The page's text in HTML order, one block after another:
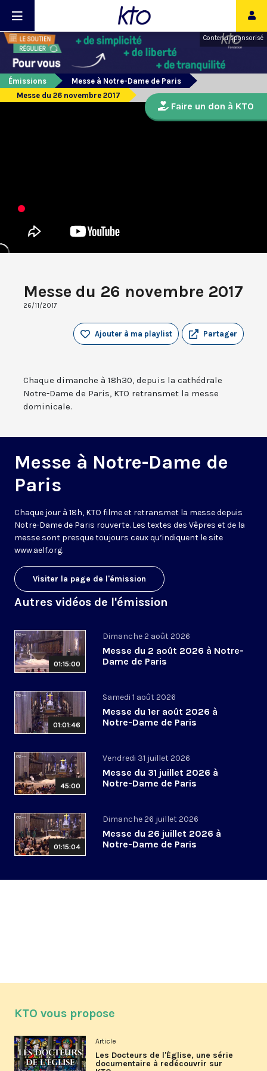
Contenu sponsorisé
Émissions
Messe à Notre-Dame de Paris
Messe du 26 novembre 2017
Messe du 26 novembre 2017
26/11/2017
Partager
Ajouter à ma playlist
Chaque dimanche à 18h30, depuis la cathédrale
Notre-Dame de Paris, KTO retransmet la messe
dominicale.
Messe à Notre-Dame de
Paris
Chaque jour à 18h, KTO filme et retransmet la messe depuis
Notre-Dame de Paris rouverte. Les textes des Vêpres et de la
messe sont presque toujours ceux qu’indiquent le site
www.aelf.org.
Visiter la page de l'émission
Autres vidéos de l'émission
01:15:00
Dimanche 2 août 2026
Messe du 2 août 2026 à Notre-
Dame de Paris
01:01:46
Samedi 1 août 2026
Messe du 1er août 2026 à
Notre-Dame de Paris
45:00
Vendredi 31 juillet 2026
Messe du 31 juillet 2026 à
Notre-Dame de Paris
01:15:04
Dimanche 26 juillet 2026
Messe du 26 juillet 2026 à
Notre-Dame de Paris
Faire un don à KTO
KTO vous propose
Article
Les Docteurs de l'Église, une série
documentaire à redécouvrir sur